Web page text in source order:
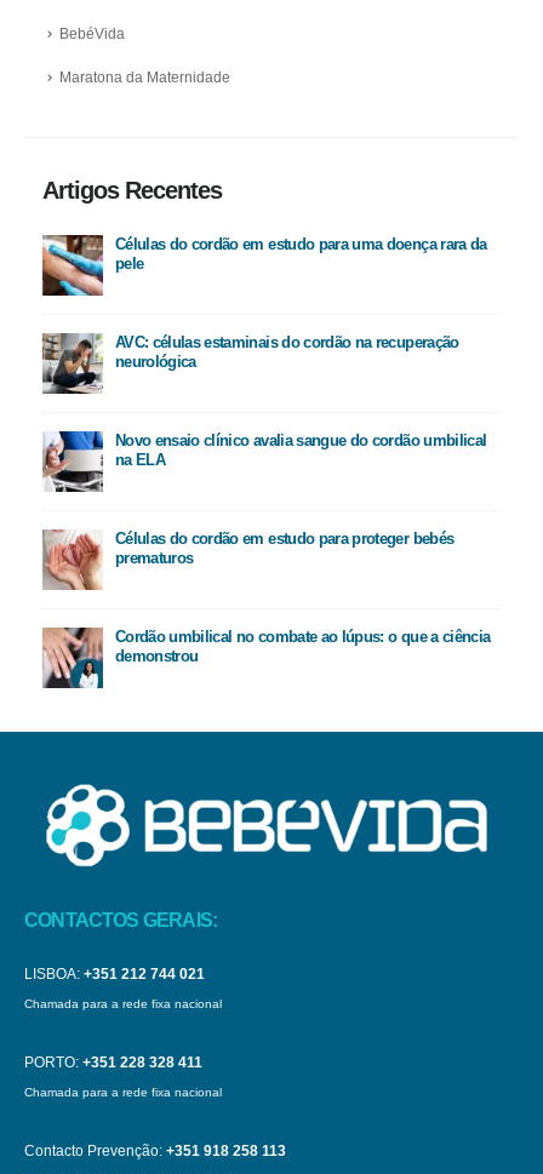
BebéVida
Maratona da Maternidade
Artigos Recentes
Células do cordão em estudo para uma doença rara da
pele
AVC: células estaminais do cordão na recuperação
neurológica
Novo ensaio clínico avalia sangue do cordão umbilical
na ELA
Células do cordão em estudo para proteger bebés
prematuros
Cordão umbilical no combate ao lúpus: o que a ciência
demonstrou
CONTACTOS GERAIS:
LISBOA: +351 212 744 021
Chamada para a rede fixa nacional
PORTO: +351 228 328 411
Chamada para a rede fixa nacional
Contacto Prevenção: +351 918 258 113